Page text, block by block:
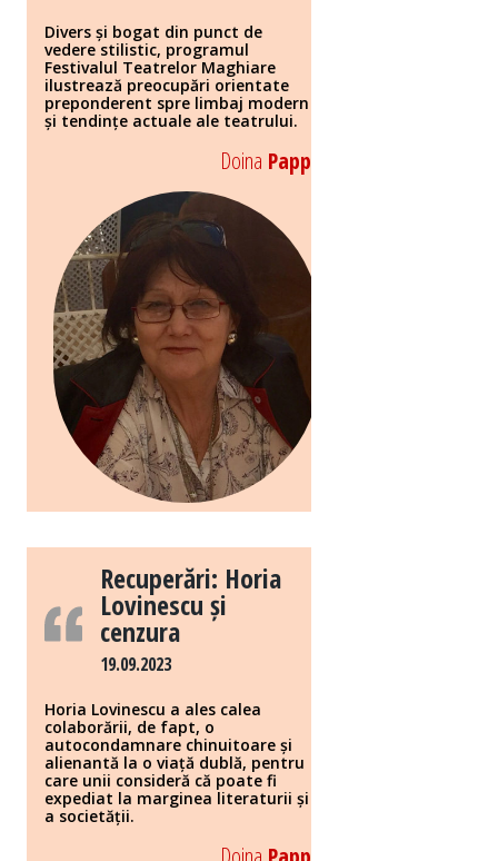
Divers și bogat din punct de
vedere stilistic, programul
Festivalul Teatrelor Maghiare
ilustrează preocupări orientate
preponderent spre limbaj modern
și tendințe actuale ale teatrului.
Doina Papp
Recuperări: Horia
Lovinescu și
cenzura
19.09.2023
Horia Lovinescu a ales calea
colaborării, de fapt, o
autocondamnare chinuitoare și
alienantă la o viață dublă, pentru
care unii consideră că poate fi
expediat la marginea literaturii și
a societății.